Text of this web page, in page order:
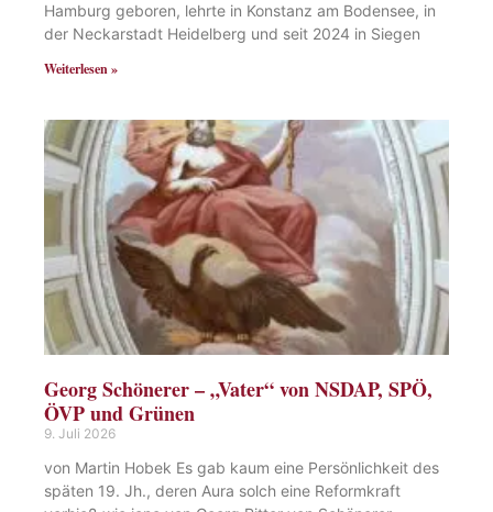
Hamburg geboren, lehrte in Konstanz am Bodensee, in
der Neckarstadt Heidelberg und seit 2024 in Siegen
Weiterlesen »
Georg Schönerer – „Vater“ von NSDAP, SPÖ,
ÖVP und Grünen
9. Juli 2026
von Martin Hobek Es gab kaum eine Persönlichkeit des
späten 19. Jh., deren Aura solch eine Reformkraft